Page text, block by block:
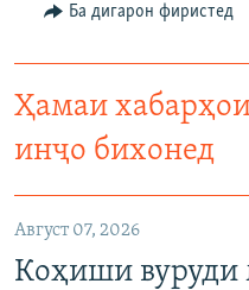
Ба дигарон фиристед
Ҳамаи
инҷо бихонед
Август 07, 2026
Коҳиши вуруди